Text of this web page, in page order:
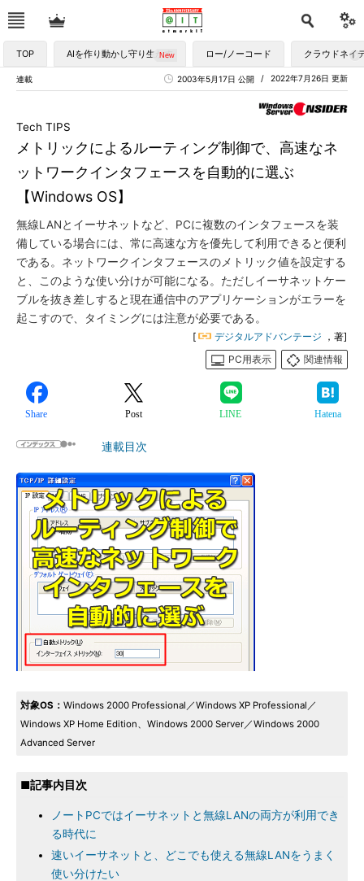
TOP AIを作り動かし守り生かす ロー/ノーコード クラウドネイ
連載 2022年7月26日 更新
2003年5月17日 公開
メトリックによるルーティング制御で、高速なネ
ットワークインタフェースを自動的に選ぶ
【Windows OS】
Tech TIPS
無線LANとイーサネットなど、PCに複数のインタフェースを装
備している場合には、常に高速な方を優先して利用できると便利
である。ネットワークインタフェースのメトリック値を設定する
と、このような使い分けが可能になる。ただしイーサネットケー
ブルを抜き差しすると現在通信中のアプリケーションがエラーを
起こすので、タイミングには注意が必要である。
[ デジタルアドバンテージ ，著]
PC用表示
関連情報
Share Post LINE Hatena
連載目次
対象OS： Windows 2000 Professional／Windows XP Professional／
Windows XP Home Edition、Windows 2000 Server／Windows 2000
Advanced Server
■記事内目次
ノートPCではイーサネットと無線LANの両方が利用でき
る時代に
速いイーサネットと、どこでも使える無線LANをうまく
使い分けたい